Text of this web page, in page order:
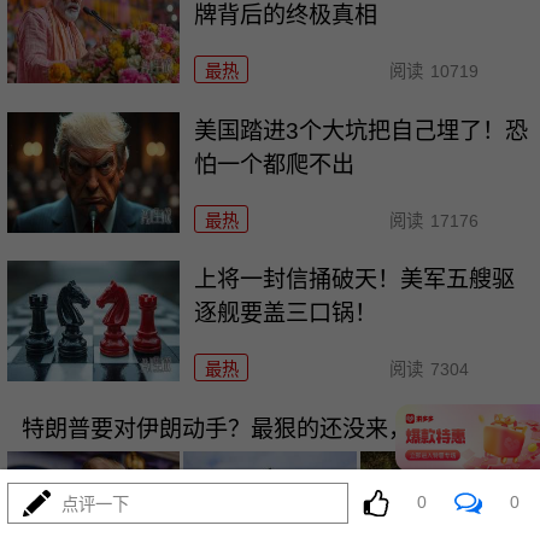
牌背后的终极真相
最热 阅读 10719
美国踏进3个大坑把自己埋了！恐
怕一个都爬不出
最热 阅读 17176
上将一封信捅破天！美军五艘驱
逐舰要盖三口锅！
最热 阅读 7304
特朗普要对伊朗动手？最狠的还没来，最骚的来了
点评一下 0 0